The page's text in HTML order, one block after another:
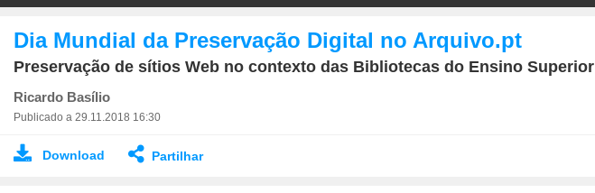
Dia Mundial da Preservação Digital no Arquivo.pt
Preservação de sítios Web no contexto das Bibliotecas do Ensino Superior
Ricardo Basílio
Publicado a 29.11.2018 16:30
Download Partilhar